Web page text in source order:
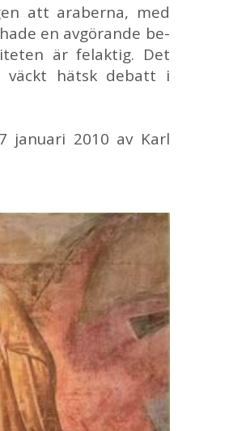
att ara­ber­na, med
en av­gö­ran­de be­
är fel­ak­tig. Det
väckt hätsk de­batt i
7 ja­nu­a­ri 2010 av Karl